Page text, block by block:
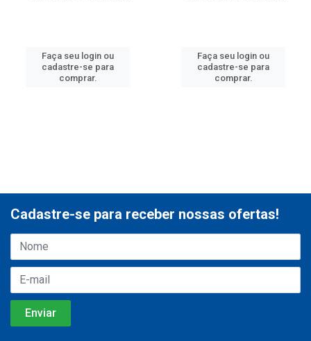
Faça seu login ou
cadastre-se para
comprar.
Faça seu login ou
cadastre-se para
comprar.
Cadastre-se para receber nossas ofertas!